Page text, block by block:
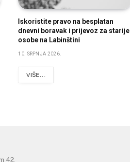
Iskoristite pravo na besplatan
dnevni boravak i prijevoz za starije
osobe na Labinštini
10. SRPNJA 2026.
VIŠE...
42